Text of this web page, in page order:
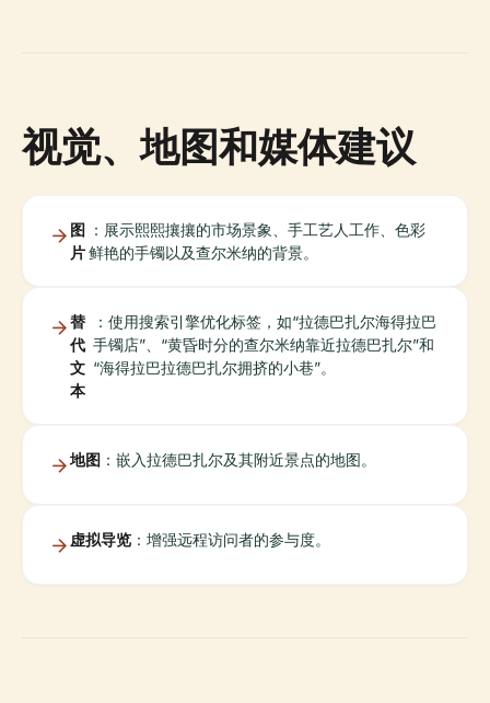
视觉、地图和媒体建议
图
片
：展示熙熙攘攘的市场景象、手工艺人工作、色彩
鲜艳的手镯以及查尔米纳的背景。
替
代
文
本
：使用搜索引擎优化标签，如“拉德巴扎尔海得拉巴
手镯店”、“黄昏时分的查尔米纳靠近拉德巴扎尔”和
“海得拉巴拉德巴扎尔拥挤的小巷”。
地图 ：嵌入拉德巴扎尔及其附近景点的地图。
虚拟导览 ：增强远程访问者的参与度。